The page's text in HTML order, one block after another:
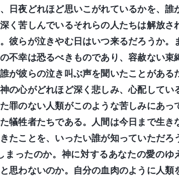
日夜どれほど思いこがれているかを、誰
く苦しんでいるそれらの人たちは解放さ
彼らが泣きやむ日はいつ来るだろうか。
不幸は恐るべきものであり、容赦ない束
が彼らの泣き叫ぶ声を聞いたことがある
の心がどれほど深く悲しみ、心配してい
罪のない人類がこのような苦しみにあっ
犠牲者たちである。人間は今日まで生き
たことを、いったい誰が知っていただろ
ったのか。神に対するあなたの愛のゆ
思わないのか。自分の血肉のように人類